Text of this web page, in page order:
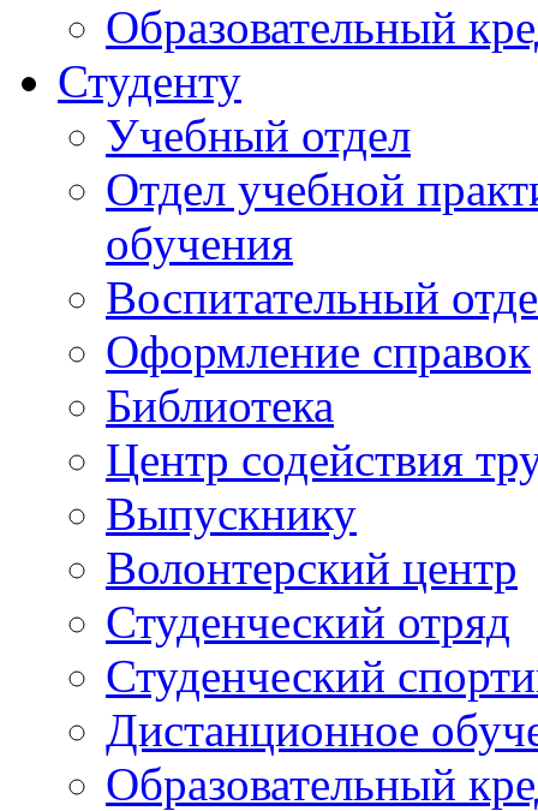
Образовательный
Студенту
Учебный отдел
Отдел учебной
обучения
Воспитательный
Оформление справок
Библиотека
Центр содействия
Выпускнику
Волонтерский центр
Студенческий отряд
Студенческий
Дистанционное
Образовательный